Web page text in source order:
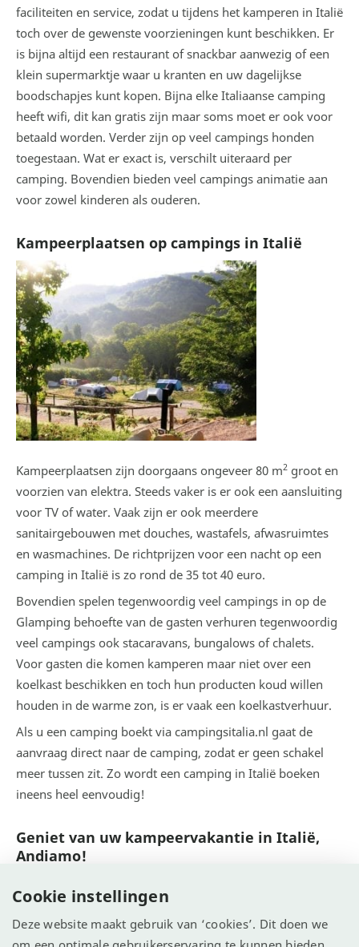
faciliteiten en service, zodat u tijdens het kamperen in Italië
toch over de gewenste voorzieningen kunt beschikken. Er
is bijna altijd een restaurant of snackbar aanwezig of een
klein supermarktje waar u kranten en uw dagelijkse
boodschapjes kunt kopen. Bijna elke Italiaanse camping
heeft wifi, dit kan gratis zijn maar soms moet er ook voor
betaald worden. Verder zijn op veel campings honden
toegestaan. Wat er exact is, verschilt uiteraard per
camping. Bovendien bieden veel campings animatie aan
voor zowel kinderen als ouderen.
Kampeerplaatsen op campings in Italië
Kampeerplaatsen zijn doorgaans ongeveer 80 m2 groot en
voorzien van elektra. Steeds vaker is er ook een aansluiting
voor TV of water. Vaak zijn er ook meerdere
sanitairgebouwen met douches, wastafels, afwasruimtes
en wasmachines. De richtprijzen voor een nacht op een
camping in Italië is zo rond de 35 tot 40 euro.
Bovendien spelen tegenwoordig veel campings in op de
Glamping behoefte van de gasten verhuren tegenwoordig
veel campings ook stacaravans, bungalows of chalets.
Voor gasten die komen kamperen maar niet over een
koelkast beschikken en toch hun producten koud willen
houden in de warme zon, is er vaak een koelkastverhuur.
Als u een camping boekt via campingsitalia.nl gaat de
aanvraag direct naar de camping, zodat er geen schakel
meer tussen zit. Zo wordt een camping in Italië boeken
ineens heel eenvoudig!
Geniet van uw kampeervakantie in Italië,
Andiamo!
Cookie instellingen
Deze website maakt gebruik van ‘cookies’. Dit doen we